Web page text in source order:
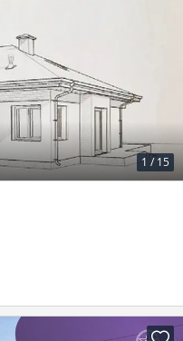
1 / 15